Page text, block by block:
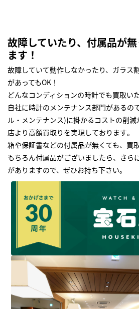
故障していたり、付属品が
ます！
故障していて動作しなかったり、ガラス
があってもOK！
どんなコンディションの時計でも買取い
自社に時計のメンテナンス部門があるの
ル・メンテナンス)に掛かるコストの削
店より高額買取りを実現しております｡
箱や保証書などの付属品が無くても、買
もちろん付属品がございましたら、さら
がありますので、ぜひお持ち下さい｡